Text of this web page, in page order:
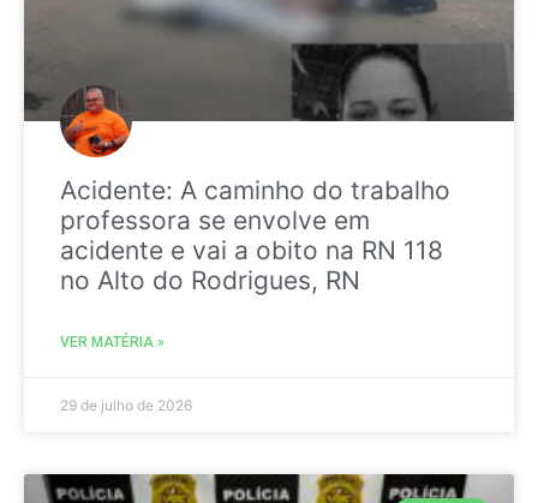
Acidente: A caminho do trabalho
professora se envolve em
acidente e vai a obito na RN 118
no Alto do Rodrigues, RN
VER MATÉRIA »
29 de julho de 2026